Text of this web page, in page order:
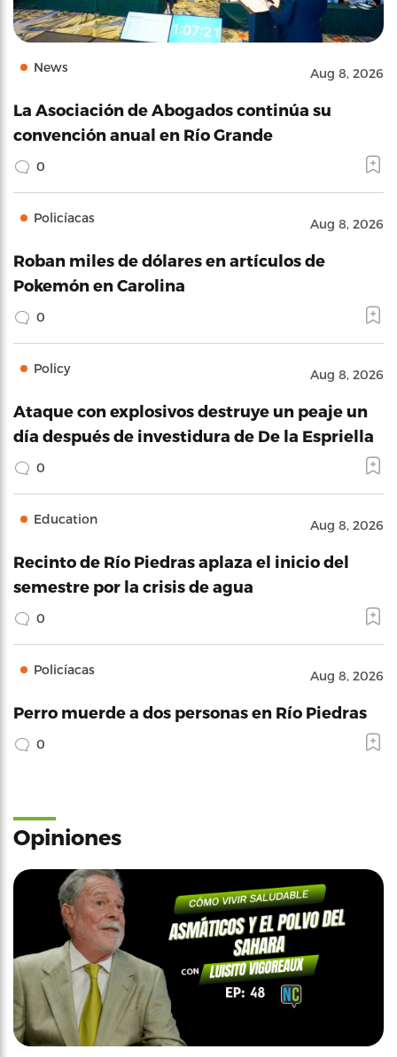
News Aug 8, 2026
La Asociación de Abogados continúa su
convención anual en Río Grande
0
Policíacas Aug 8, 2026
Roban miles de dólares en artículos de
Pokemón en Carolina
0
Policy Aug 8, 2026
Ataque con explosivos destruye un peaje un
día después de investidura de De la Espriella
0
Education Aug 8, 2026
Recinto de Río Piedras aplaza el inicio del
semestre por la crisis de agua
0
Policíacas Aug 8, 2026
Perro muerde a dos personas en Río Piedras
0
Opiniones